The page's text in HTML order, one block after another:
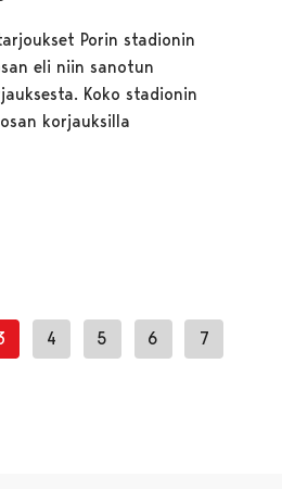
Porin stadionin
eli niin sanotun
Koko stadionin
korjauksilla
4 5 6 7